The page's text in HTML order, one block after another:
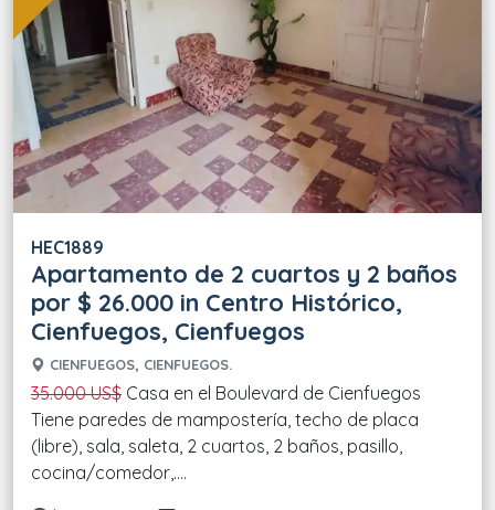
HEC1889
Apartamento de 2 cuartos y 2 baños
por $ 26.000 in Centro Histórico,
Cienfuegos, Cienfuegos
CIENFUEGOS, CIENFUEGOS.
35.000 US$ Casa en el Boulevard de Cienfuegos
Tiene paredes de mampostería, techo de placa
(libre), sala, saleta, 2 cuartos, 2 baños, pasillo,
cocina/comedor,....